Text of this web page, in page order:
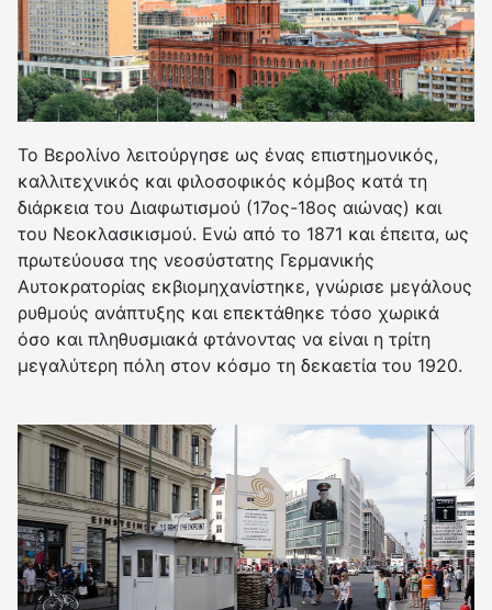
Το Βερολίνο λειτούργησε ως ένας επιστημονικός,
καλλιτεχνικός και φιλοσοφικός κόμβος κατά τη
διάρκεια του Διαφωτισμού (17ος-18ος αιώνας) και
του Νεοκλασικισμού. Ενώ από το 1871 και έπειτα, ως
πρωτεύουσα της νεοσύστατης Γερμανικής
Αυτοκρατορίας εκβιομηχανίστηκε, γνώρισε μεγάλους
ρυθμούς ανάπτυξης και επεκτάθηκε τόσο χωρικά
όσο και πληθυσμιακά φτάνοντας να είναι η τρίτη
μεγαλύτερη πόλη στον κόσμο τη δεκαετία του 1920.